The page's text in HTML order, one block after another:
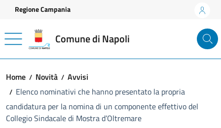
Vai ai contenuti
Vai al footer
Regione Campania
Comune di Napoli
Home Novità
Avvisi
Elenco nominativi che hanno presentato la propria
candidatura per la nomina di un componente effettivo del
Collegio Sindacale di Mostra d’Oltremare